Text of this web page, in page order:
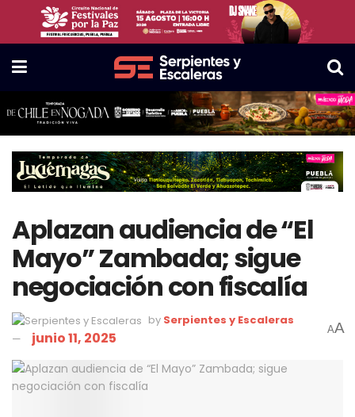
Aplazan audiencia de “El
Mayo” Zambada; sigue
negociación con fiscalía
by Serpientes y Escaleras
junio 11, 2025 AA